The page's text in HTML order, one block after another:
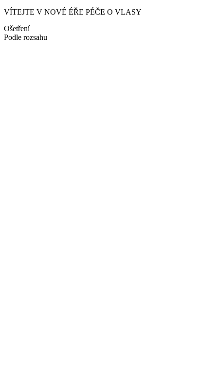
VÍTEJTE V NOVÉ ÉŘE PÉČE O VLASY
Ošetření
Podle rozsahu